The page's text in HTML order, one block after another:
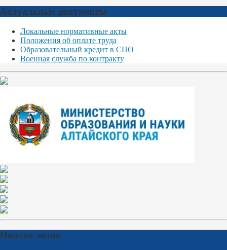
Актуальные документы
Локальные нормативные акты
Положения об оплате труда
Образовательный кредит в СПО
Военная служба по контракту
Нижнее меню